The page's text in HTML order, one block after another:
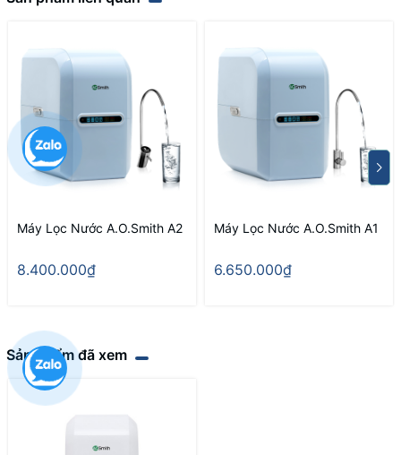
Máy Lọc Nước A.O.Smith A2
8.400.000₫
Máy Lọc Nước A.O.Smith A1
6.650.000₫
Sản phẩm đã xem